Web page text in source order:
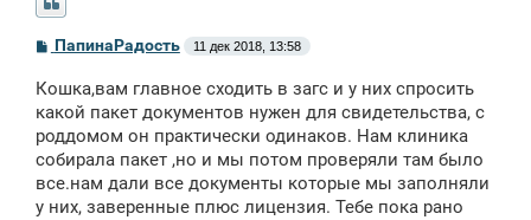
С
о
б
щ
н
и
ПапинаРадость 11 дек 2018, 13:58
Кошка,вам главное сходить в загс и у них спросить
какой пакет документов нужен для свидетельства, с
роддомом он практически одинаков. Нам клиника
собирала пакет ,но и мы потом проверяли там было
все.нам дали все документы которые мы заполняли
у них, заверенные плюс лицензия. Тебе пока рано